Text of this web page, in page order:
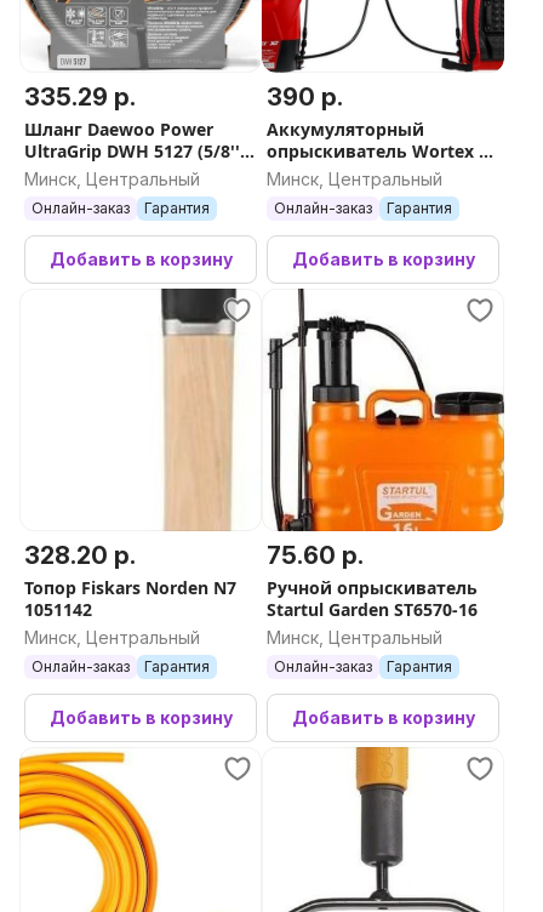
335.29 р.
Шланг Daewoo Power
UltraGrip DWH 5127 (5/8'',
50 м)
Минск, Центральный
Онлайн-заказ Гарантия
Добавить в корзину
390 р.
Аккумуляторный
опрыскиватель Wortex KS
1640 Li ALL1 XLT SET
1335856 (с 1-им АКБ)
Минск, Центральный
Онлайн-заказ Гарантия
Добавить в корзину
328.20 р.
Топор Fiskars Norden N7
1051142
Минск, Центральный
Онлайн-заказ Гарантия
Добавить в корзину
75.60 р.
Ручной опрыскиватель
Startul Garden ST6570-16
Минск, Центральный
Онлайн-заказ Гарантия
Добавить в корзину